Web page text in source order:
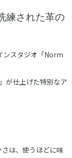
練された革の
ンスタジオ「Norm
が仕上げた特別なア
は、使うほどに味